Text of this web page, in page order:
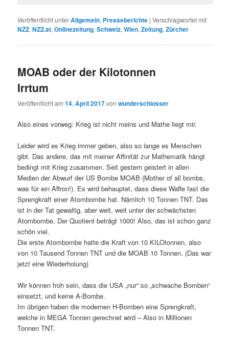
Veröffentlicht unterAllgemein, Presseberichte |Verschlagwortet mit
NZZ,NZZ.at,Onlinezeitung,Schweiz,Wien,Zeitung,Zürcher
MOAB oder der Kilotonnen
Irrtum
Veröffentlicht am14. April 2017vonwunderschlosser
Also eines vorweg: Krieg ist nicht meins und Mathe liegt mir.
Leider wird es Krieg immer geben, also so lange es Menschen
gibt. Das andere, das mit meiner Affinität zur Mathematik hängt
bedingt mit Krieg zusammen. Seit gestern geistert in allen
Medien der Abwurf der US Bombe MOAB (Mother of all bombs,
was für ein Affron!). Es wird behauptet, dass diese Waffe fast die
Sprengkraft einer Atombombe hat. Nämlich 10 Tonnen TNT. Das
ist in der Tat gewaltig, aber weit, weit unter der schwächsten
Atombombe. Der Quotient beträgt 1000! Also, das ist schon ganz
schön viel.
Die erste Atombombe hatte die Kraft von 10 KILOtonnen, also
von 10 Tausend Tonnen TNT und die MOAB 10 Tonnen. (Das war
jetzt eine Wiederholung)
Wir können froh sein, dass die USA „nur“ so „schwache Bomben“
einsetzt, und keine A-Bombe.
Im übrigen haben die modernen H-Bomben eine Sprengkraft,
welche in MEGA Tonnen gerechnet wird – Also in Millionen
Tonnen TNT.